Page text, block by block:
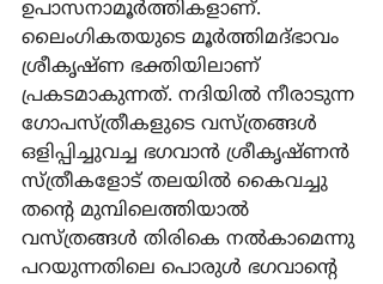
ഉപാസനാമൂര്‍ത്തികളാണ്.
ലൈംഗികതയുടെ മൂര്‍ത്തിമദ്ഭാവം
ശ്രീകൃഷ്ണ ഭക്തിയിലാണ്
പ്രകടമാകുന്നത്. നദിയില്‍ നീരാടുന്ന
ഗോപസ്ത്രീകളുടെ വസ്ത്രങ്ങള്‍
ഒളിപ്പിച്ചുവച്ച ഭഗവാന്‍ ശ്രീകൃഷ്ണന്‍
സ്ത്രീകളോട് തലയില്‍ കൈവച്ചു
തന്‍റെ മുമ്പിലെത്തിയാല്‍
വസ്ത്രങ്ങള്‍ തിരികെ നല്‍കാമെന്നു
പറയുന്നതിലെ പൊരുള്‍ ഭഗവാന്‍റെ